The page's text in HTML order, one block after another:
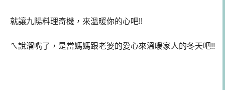
就讓九陽料理奇機，來溫暖你的心吧!!
ㄟ說溜嘴了，是當媽媽跟老婆的愛心來溫暖家人的冬天吧!!